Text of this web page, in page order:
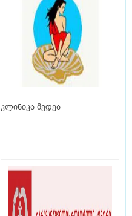
კლინიკა მედეა